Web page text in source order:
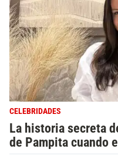
CELEBRIDADES
La historia secreta
de Pampita cuando